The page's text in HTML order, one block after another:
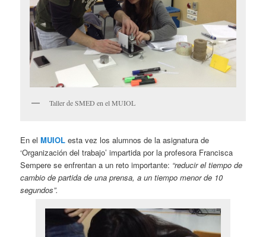
Taller de SMED en el MUIOL
En elMUIOL esta vez los alumnos de la asignatura de
‘Organización del trabajo’ impartida por la profesora Francisca
Sempere se enfrentan a un reto importante: “reducir el tiempo de
cambio de partida de una prensa, a un tiempo menor de 10
segundos”.